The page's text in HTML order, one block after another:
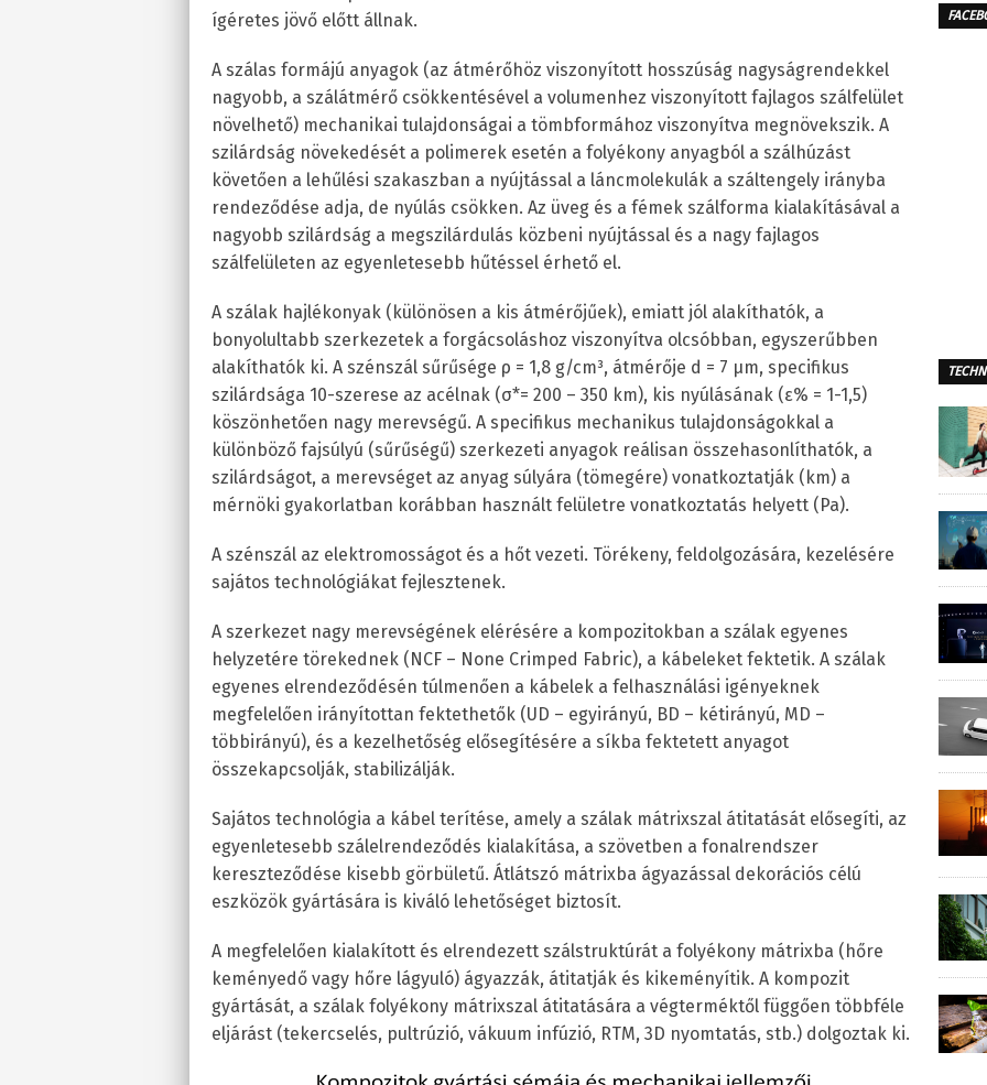
ígéretes jövő előtt állnak.
A szálas formájú anyagok (az átmérőhöz viszonyított hosszúság nagyságrendekkel
nagyobb, a szálátmérő csökkentésével a volumenhez viszonyított fajlagos szálfelület
növelhető) mechanikai tulajdonságai a tömbformához viszonyítva megnövekszik. A
szilárdság növekedését a polimerek esetén a folyékony anyagból a szálhúzást
követően a lehűlési szakaszban a nyújtással a láncmolekulák a száltengely irányba
rendeződése adja, de nyúlás csökken. Az üveg és a fémek szálforma kialakításával a
nagyobb szilárdság a megszilárdulás közbeni nyújtással és a nagy fajlagos
szálfelületen az egyenletesebb hűtéssel érhető el.
A szálak hajlékonyak (különösen a kis átmérőjűek), emiatt jól alakíthatók, a
bonyolultabb szerkezetek a forgácsoláshoz viszonyítva olcsóbban, egyszerűbben
alakíthatók ki. A szénszál sűrűsége ρ = 1,8 g/cm³, átmérője d = 7 μm, specifikus
szilárdsága 10-szerese az acélnak (σ*= 200 – 350 km), kis nyúlásának (ε% = 1-1,5)
köszönhetően nagy merevségű. A specifikus mechanikus tulajdonságokkal a
különböző fajsúlyú (sűrűségű) szerkezeti anyagok reálisan összehasonlíthatók, a
szilárdságot, a merevséget az anyag súlyára (tömegére) vonatkoztatják (km) a
mérnöki gyakorlatban korábban használt felületre vonatkoztatás helyett (Pa).
A szénszál az elektromosságot és a hőt vezeti. Törékeny, feldolgozására, kezelésére
sajátos technológiákat fejlesztenek.
A szerkezet nagy merevségének elérésére a kompozitokban a szálak egyenes
helyzetére törekednek (NCF – None Crimped Fabric), a kábeleket fektetik. A szálak
egyenes elrendeződésén túlmenően a kábelek a felhasználási igényeknek
megfelelően irányítottan fektethetők (UD – egyirányú, BD – kétirányú, MD –
többirányú), és a kezelhetőség elősegítésére a síkba fektetett anyagot
összekapcsolják, stabilizálják.
Sajátos technológia a kábel terítése, amely a szálak mátrixszal átitatását elősegíti, az
egyenletesebb szálelrendeződés kialakítása, a szövetben a fonalrendszer
kereszteződése kisebb görbületű. Átlátszó mátrixba ágyazással dekorációs célú
eszközök gyártására is kiváló lehetőséget biztosít.
A megfelelően kialakított és elrendezett szálstruktúrát a folyékony mátrixba (hőre
keményedő vagy hőre lágyuló) ágyazzák, átitatják és kikeményítik. A kompozit
gyártását, a szálak folyékony mátrixszal átitatására a végterméktől függően többféle
eljárást (tekercselés, pultrúzió, vákuum infúzió, RTM, 3D nyomtatás, stb.) dolgoztak ki.